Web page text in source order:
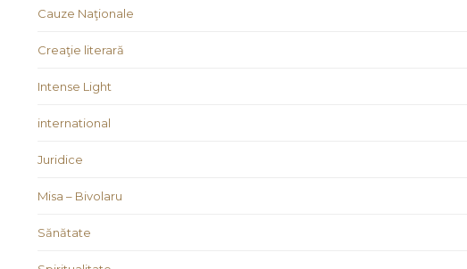
Cauze Naţionale
Creaţie literară
Intense Light
international
Juridice
Misa – Bivolaru
Sănătate